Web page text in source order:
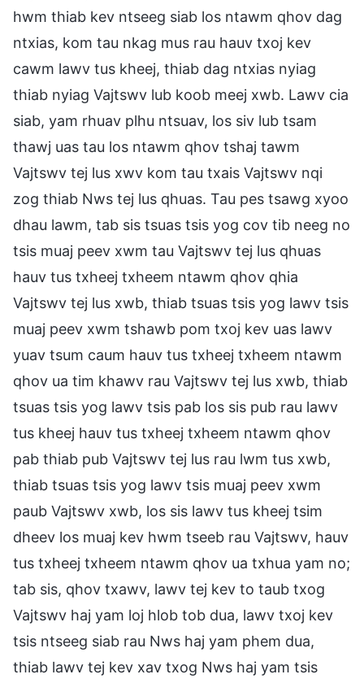
hwm thiab kev ntseeg siab los ntawm qhov dag
ntxias, kom tau nkag mus rau hauv txoj kev
cawm lawv tus kheej, thiab dag ntxias nyiag
thiab nyiag Vajtswv lub koob meej xwb. Lawv cia
siab, yam rhuav plhu ntsuav, los siv lub tsam
thawj uas tau los ntawm qhov tshaj tawm
Vajtswv tej lus xwv kom tau txais Vajtswv nqi
zog thiab Nws tej lus qhuas. Tau pes tsawg xyoo
dhau lawm, tab sis tsuas tsis yog cov tib neeg no
tsis muaj peev xwm tau Vajtswv tej lus qhuas
hauv tus txheej txheem ntawm qhov qhia
Vajtswv tej lus xwb, thiab tsuas tsis yog lawv tsis
muaj peev xwm tshawb pom txoj kev uas lawv
yuav tsum caum hauv tus txheej txheem ntawm
qhov ua tim khawv rau Vajtswv tej lus xwb, thiab
tsuas tsis yog lawv tsis pab los sis pub rau lawv
tus kheej hauv tus txheej txheem ntawm qhov
pab thiab pub Vajtswv tej lus rau lwm tus xwb,
thiab tsuas tsis yog lawv tsis muaj peev xwm
paub Vajtswv xwb, los sis lawv tus kheej tsim
dheev los muaj kev hwm tseeb rau Vajtswv, hauv
tus txheej txheem ntawm qhov ua txhua yam no;
tab sis, qhov txawv, lawv tej kev to taub txog
Vajtswv haj yam loj hlob tob dua, lawv txoj kev
tsis ntseeg siab rau Nws haj yam phem dua,
thiab lawv tej kev xav txog Nws haj yam tsis